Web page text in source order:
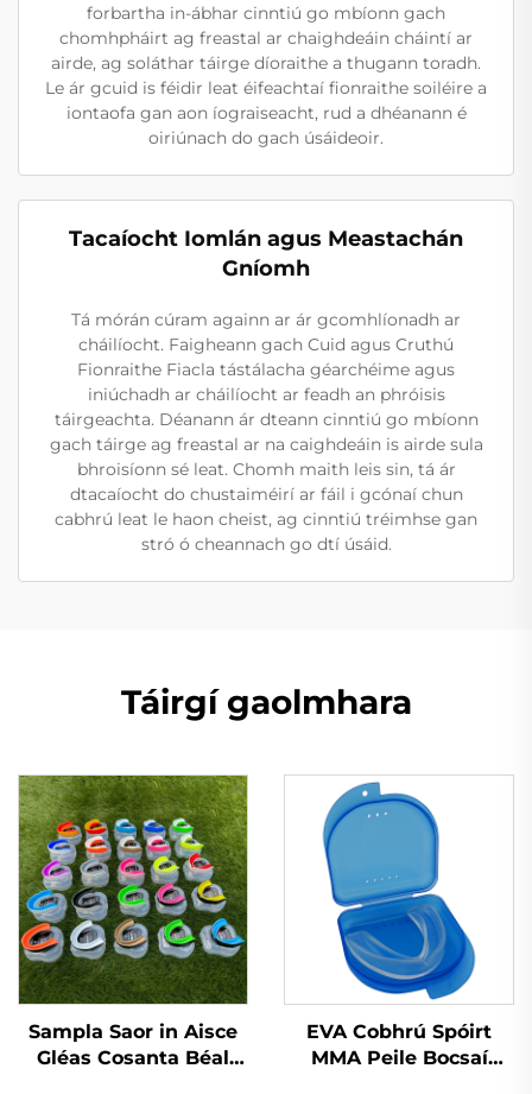
forbartha in-ábhar cinntiú go mbíonn gach
chomhpháirt ag freastal ar chaighdeáin cháintí ar
airde, ag soláthar táirge díoraithe a thugann toradh.
Le ár gcuid is féidir leat éifeachtaí fionraithe soiléire a
iontaofa gan aon íograiseacht, rud a dhéanann é
oiriúnach do gach úsáideoir.
Tacaíocht Iomlán agus Meastachán
Gníomh
Tá mórán cúram againn ar ár gcomhlíonadh ar
cháilíocht. Faigheann gach Cuid agus Cruthú
Fionraithe Fiacla tástálacha géarchéime agus
iniúchadh ar cháilíocht ar feadh an phróisis
táirgeachta. Déanann ár dteann cinntiú go mbíonn
gach táirge ag freastal ar na caighdeáin is airde sula
bhroisíonn sé leat. Chomh maith leis sin, tá ár
dtacaíocht do chustaiméirí ar fáil i gcónaí chun
cabhrú leat le haon cheist, ag cinntiú tréimhse gan
stró ó cheannach go dtí úsáid.
Táirgí gaolmhara
Sampla Saor in Aisce
Gléas Cosanta Béal
EVA Cobhrú Spóirt
MMA Peile Bocsaí